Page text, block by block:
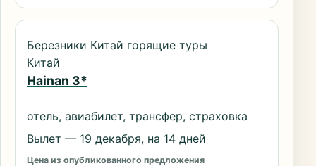
Березники Китай горящие туры
Китай
Hainan 3*
отель, авиабилет, трансфер, страховка
Вылет — 19 декабря, на 14 дней
Цена из опубликованного предложения